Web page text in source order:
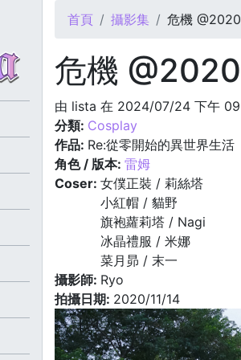
您在這裡
首頁 攝影集 危機
危機
由 lista 在 2024/07/24 下午
分類: Cosplay
作品: Re:從零開始的異世界生活
角色 / 版本: 雷姆
Coser: 女僕正裝 / 莉絲塔
小紅帽 / 貓野
旗袍蘿莉塔 / Nagi
冰晶禮服 / 米娜
菜月昴 / 末一
攝影師: Ryo
拍攝日期: 2020/11/14